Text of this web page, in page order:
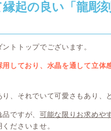
起の良い「龍彫
トトップでございます。
用しており、水晶を通して立体
、それでいて可愛さもあり、
ですが、 可能な限りお求めや
ださいませ。